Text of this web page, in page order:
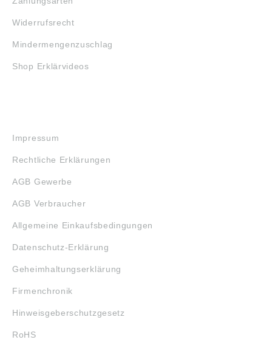
Widerrufsrecht
Mindermengenzuschlag
Shop Erklärvideos
Impressum
Rechtliche Erklärungen
AGB Gewerbe
AGB Verbraucher
Allgemeine Einkaufsbedingungen
Datenschutz-Erklärung
Geheimhaltungserklärung
Firmenchronik
Hinweisgeberschutzgesetz
RoHS